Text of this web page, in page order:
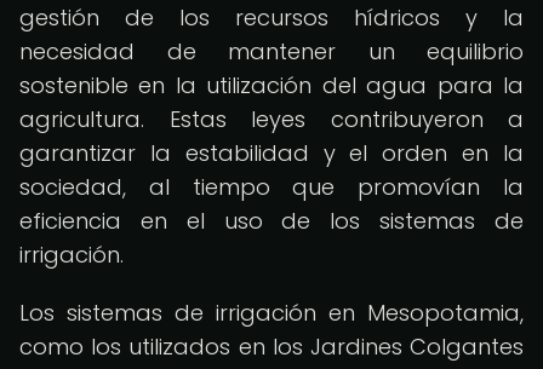
gestión de los recursos hídricos y la
necesidad de mantener un equilibrio
sostenible en la utilización del agua para la
agricultura. Estas leyes contribuyeron a
garantizar la estabilidad y el orden en la
sociedad, al tiempo que promovían la
eficiencia en el uso de los sistemas de
irrigación.
Los sistemas de irrigación en Mesopotamia,
como los utilizados en los Jardines Colgantes